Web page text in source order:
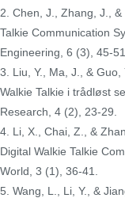
2. Chen, J., Zhang, J.,
Talkie Communication
Engineering, 6 (3), 45-51.
3. Liu, Y., Ma, J., &
Walkie Talkie i trådløst
Research, 4 (2), 23-29.
4. Li, X., Chai, Z., &
Digital Walkie Talkie
World, 3 (1), 36-41.
5. Wang, L., Li, Y., &